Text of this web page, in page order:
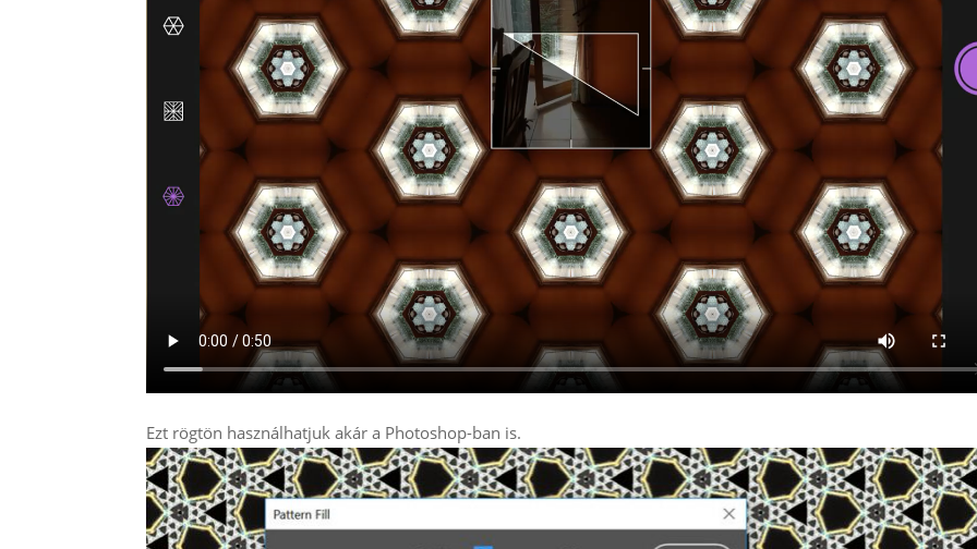
Ezt rögtön használhatjuk akár a Photoshop-ban is.